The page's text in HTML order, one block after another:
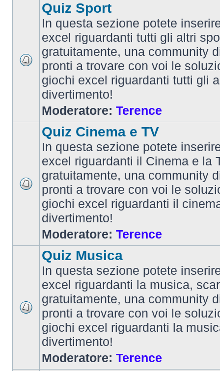
Quiz Sport
In questa sezione potete
excel riguardanti tutti gli altri
gratuitamente, una community
pronti a trovare con voi le
giochi excel riguardanti tutti gli
divertimento!
Moderatore: Terence
Quiz Cinema e TV
In questa sezione potete
excel riguardanti il Cinema e la
gratuitamente, una community
pronti a trovare con voi le
giochi excel riguardanti il
divertimento!
Moderatore: Terence
Quiz Musica
In questa sezione potete
excel riguardanti la musica,
gratuitamente, una community
pronti a trovare con voi le
giochi excel riguardanti la
divertimento!
Moderatore: Terence